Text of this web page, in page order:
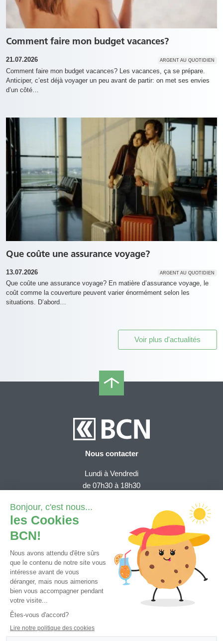
Comment faire mon budget vacances?
ARGENT AU QUOTIDIEN
21.07.2026
Comment faire mon budget vacances? Les vacances, ça se prépare.
Anticiper, c’est déjà voyager un peu avant de partir: on met ses envies
d’un côté…
Que coûte une assurance voyage?
ARGENT AU QUOTIDIEN
13.07.2026
Que coûte une assurance voyage? En matière d’assurance voyage, le
coût comme la couverture peuvent varier énormément selon les
situations. D’abord…
Voir plus d'actualités
Nous contacter
Lundi à Vendredi
de 07h30 à 18h30
Depuis la Suisse (numéro gratuit):
Depuis l'étranger (tarif national)
+41 32 723 61 11
Demande e-services
Contact général
Tutoriels et FAQ